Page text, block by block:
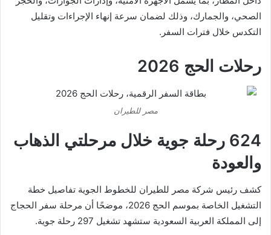
الصحي، والجمارك، وذلك لضمان سرعة إنهاء الإجراءات وتقليل
التكدس خلال فترات السفر.
رحلات الحج 2026
مصر للطيران
624 رحلة جوية خلال مرحلتي الذهاب
والعودة
كشف رئيس شركة مصر للطيران للخطوط الجوية تفاصيل خطة
التشغيل الخاصة بموسم الحج 2026، موضحًا أن مرحلة سفر الحجاج
إلى المملكة العربية السعودية ستشهد تشغيل 297 رحلة جوية.